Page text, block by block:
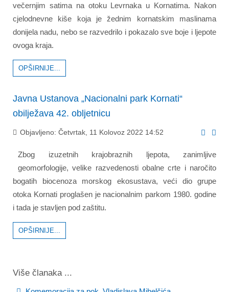
večernjim satima na otoku Levrnaka u Kornatima. Nakon
cjelodnevne kiše koja je žednim kornatskim maslinama
donijela nadu, nebo se razvedrilo i pokazalo sve boje i ljepote
ovoga kraja.
OPŠIRNIJE...
Javna Ustanova „Nacionalni park Kornati“
obilježava 42. obljetnicu
Objavljeno: Četvrtak, 11 Kolovoz 2022 14:52
Zbog izuzetnih krajobraznih ljepota, zanimljive
geomorfologije, velike razvedenosti obalne crte i naročito
bogatih biocenoza morskog ekosustava, veći dio grupe
otoka Kornati proglašen je nacionalnim parkom 1980. godine
i tada je stavljen pod zaštitu.
OPŠIRNIJE...
Više članaka ...